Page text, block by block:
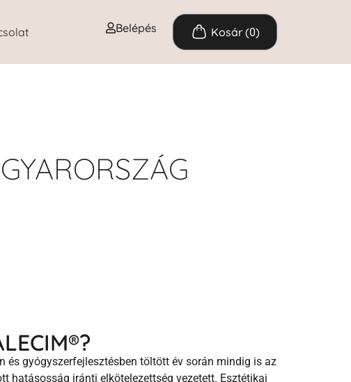
Belépés 0
®?
és gyógyszerfejlesztésben töltött év során mindig is az
hatásosság iránti elkötelezettség vezetett. Esztétikai